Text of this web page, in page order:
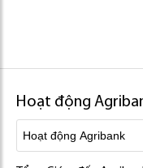
Hoạt động